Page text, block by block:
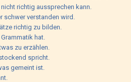
richtig aussprechen kann.
schwer verstanden wird.
richtig zu bilden.
hat.
zu erzählen.
spricht.
gemeint ist.